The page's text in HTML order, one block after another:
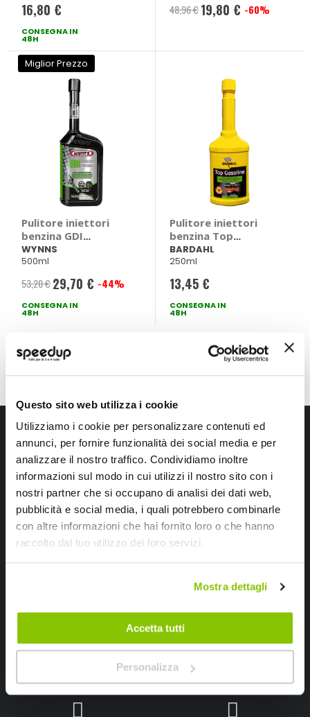
Questo sito web utilizza i cookie
Utilizziamo i cookie per personalizzare contenuti ed
annunci, per fornire funzionalità dei social media e per
analizzare il nostro traffico. Condividiamo inoltre
informazioni sul modo in cui utilizzi il nostro sito con i
nostri partner che si occupano di analisi dei dati web,
pubblicità e social media, i quali potrebbero combinarle
con altre informazioni che hai fornito loro o che hanno
raccolto dal tuo utilizzo dei loro servizi.
Mostra dettagli
Accetta tutti
Personalizza
16,80 €
CONSEGNA IN
48H
48,96 € Prezzo
19,80 € -60%
Miglior Prezzo
Pulitore iniettori
benzina GDI
Efficiency Restorer -
WYNNS
WYNNS
500ml
53,20 € Prezzo
speciale
29,70 € -44%
CONSEGNA IN
48H
Pulitore iniettori
benzina Top
Benzina - BARDAHL
BARDAHL
250ml
13,45 €
CONSEGNA IN
48H
Iscriviti alla newsletter Speedup
Ricevi subito uno sconto del 10% per il tuo primo acquisto online!
Segui SPEEDUP.IT